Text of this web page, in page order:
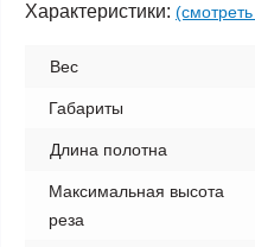
Характеристики:
Вес
Габариты
Длина полотна
Максимальная высота
реза